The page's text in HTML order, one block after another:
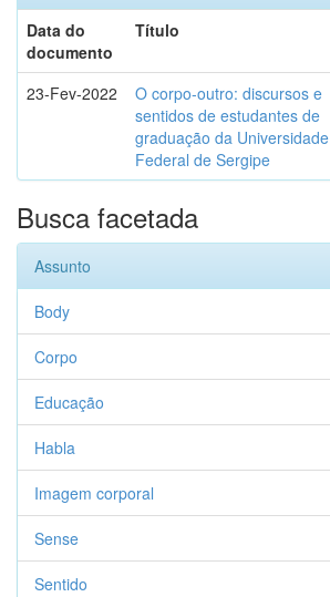
Data do
documento
Título
23-Fev-2022
O corpo-outro: discursos e
sentidos de estudantes de
graduação da Universidade
Federal de Sergipe
Busca facetada
Assunto
Body
Corpo
Educação
Habla
Imagem corporal
Sense
Sentido